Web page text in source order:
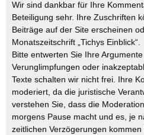
Wir sind dankbar für Ihre
Beteiligung sehr. Ihre Zuschriften
Beiträge auf der Site erscheinen
Monatszeitschrift „Tichys Einblick“.
Bitte entwerten Sie Ihre
Verunglimpfungen oder
Texte schalten wir nicht frei. Ihre
moderiert, da die juristische
verstehen Sie, dass die
morgens Pause macht und es, je
zeitlichen Verzögerungen